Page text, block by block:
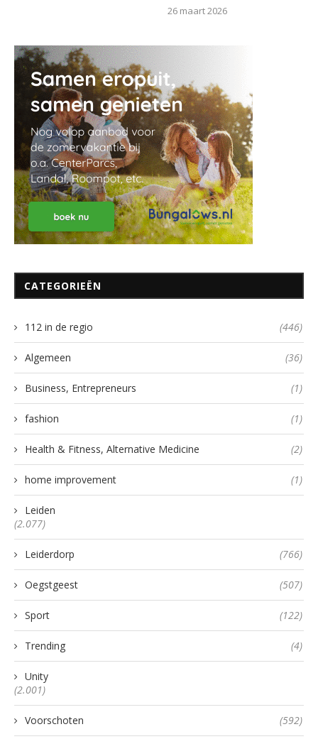
26 maart 2026
CATEGORIEËN
112 in de regio (446)
Algemeen (36)
Business, Entrepreneurs (1)
fashion (1)
Health & Fitness, Alternative Medicine (2)
home improvement (1)
Leiden
(2.077)
Leiderdorp (766)
Oegstgeest (507)
Sport (122)
Trending (4)
Unity
(2.001)
Voorschoten (592)